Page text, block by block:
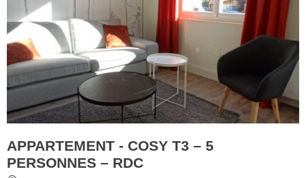
APPARTEMENT - COSY T3 – 5
PERSONNES – RDC